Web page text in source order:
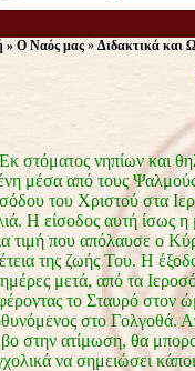
» Ο Ναός μας» Διδακτικά και
νηπίων και
μέσα από τους
του Χριστού στα
Η είσοδος αυτή ίσως η
τιμή που απόλαυσε ο
της ζωής Του. Η
ημέρες μετά, από τα
το Σταυρό στον
στο Γολγοθά.
στην ατίμωση, θα
να σημειώσει